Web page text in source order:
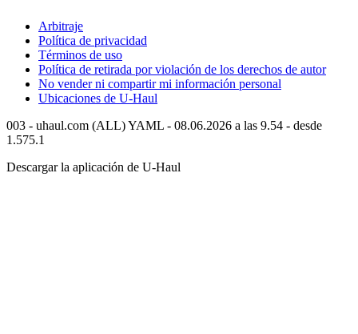
Arbitraje
Política de privacidad
Términos de uso
Política de retirada por violación de los derechos de autor
No vender ni compartir mi información personal
Ubicaciones de U-Haul
003 - uhaul.com (ALL) YAML - 08.06.2026 a las 9.54 - desde
1.575.1
Descargar la aplicación de U-Haul